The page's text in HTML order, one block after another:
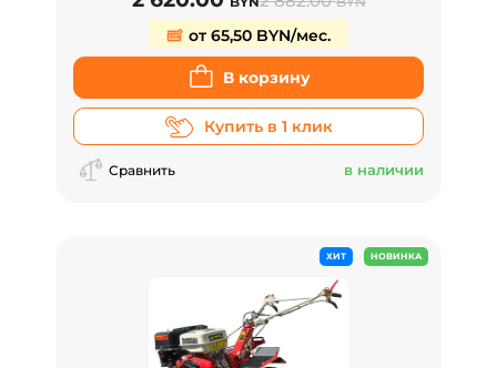
от 65,50 BYN/мес.
В корзину
Купить в 1 клик
Сравнить в наличии
ХИТ НОВИНКА